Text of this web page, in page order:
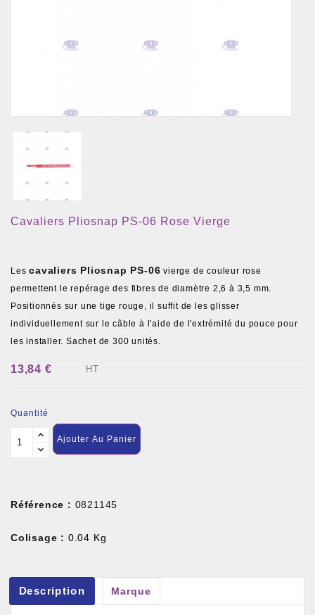
Cavaliers Pliosnap PS-06 Rose Vierge
Lescavaliers Pliosnap PS-06 vierge de couleur rose
permettent le repérage des fibres de diamètre 2,6 à 3,5 mm.
Positionnés sur une tige rouge, il suffit de les glisser
individuellement sur le câble à l'aide de l'extrémité du pouce pour
les installer. Sachet de 300 unités.
13,84 € HT
Quantité
Ajouter Au Panier
Référence : 0821145
Colisage : 0.04 Kg
Description Marque